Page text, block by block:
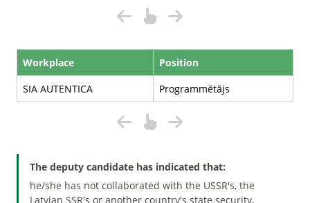
Workplace
Position
SIA AUTENTICA
Programmētājs
The deputy candidate has indicated that:
he/she has not collaborated with the USSR's, the
Latvian SSR's or another country's state security,